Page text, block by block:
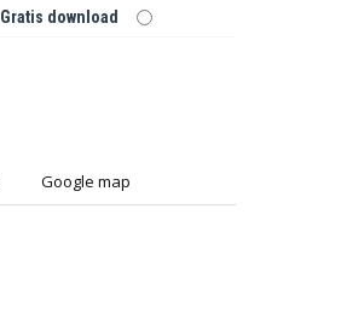
Gratis download
Google map